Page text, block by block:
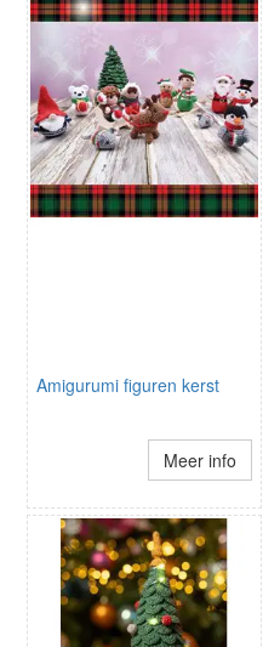
Amigurumi figuren kerst
Meer info